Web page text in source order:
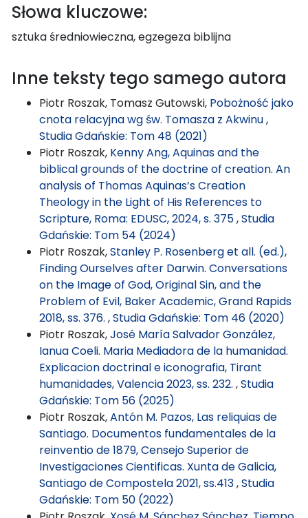
Słowa kluczowe:
sztuka średniowieczna, egzegeza biblijna
Inne teksty tego samego autora
Piotr Roszak, Tomasz Gutowski, Pobożność jako
cnota relacyjna wg św. Tomasza z Akwinu,
Studia Gdańskie: Tom 48 (2021)
Piotr Roszak, Kenny Ang, Aquinas and the
biblical grounds of the doctrine of creation. An
analysis of Thomas Aquinas’s Creation
Theology in the Light of His References to
Scripture, Roma: EDUSC, 2024, s. 375,Studia
Gdańskie: Tom 54 (2024)
Piotr Roszak,Stanley P. Rosenberg et all. (ed.),
Finding Ourselves after Darwin. Conversations
on the Image of God, Original Sin, and the
Problem of Evil, Baker Academic, Grand Rapids
2018, ss. 376. ,Studia Gdańskie: Tom 46 (2020)
Piotr Roszak,José María Salvador González,
Ianua Coeli. Maria Mediadora de la humanidad.
Explicacion doctrinal e iconografia, Tirant
humanidades, Valencia 2023, ss. 232. ,Studia
Gdańskie: Tom 56 (2025)
Piotr Roszak,Antón M. Pazos, Las reliquias de
Santiago. Documentos fundamentales de la
reinventio de 1879, Censejo Superior de
Investigaciones Cientificas. Xunta de Galicia,
Santiago de Compostela 2021, ss.413,Studia
Gdańskie: Tom 50 (2022)